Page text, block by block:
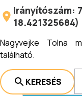
Irányítószám:
18.421325684)
Nagyvejke Tolna
található.
KERESÉS